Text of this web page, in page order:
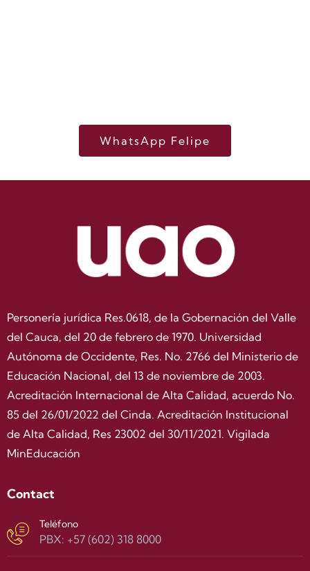
WhatsApp Felipe
Personería jurídica Res.0618, de la Gobernación del Valle
del Cauca, del 20 de febrero de 1970. Universidad
Autónoma de Occidente, Res. No. 2766 del Ministerio de
Educación Nacional, del 13 de noviembre de 2003.
Acreditación Internacional de Alta Calidad, acuerdo No.
85 del 26/01/2022 del Cinda. Acreditación Institucional
de Alta Calidad, Res 23002 del 30/11/2021. Vigilada
MinEducación
Contact
Teléfono
PBX: +57 (602) 318 8000